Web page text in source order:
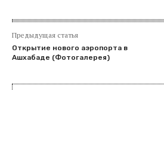
Предыдущая статья
Открытие нового аэропорта в
Ашхабаде (Фотогалерея)